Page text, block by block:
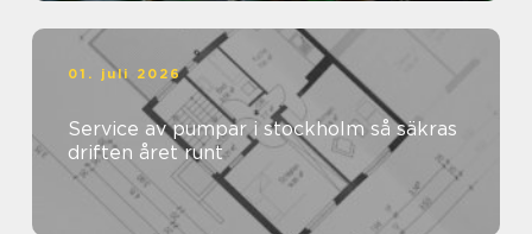
01. juli 2026
Service av pumpar i stockholm så säkras
driften året runt